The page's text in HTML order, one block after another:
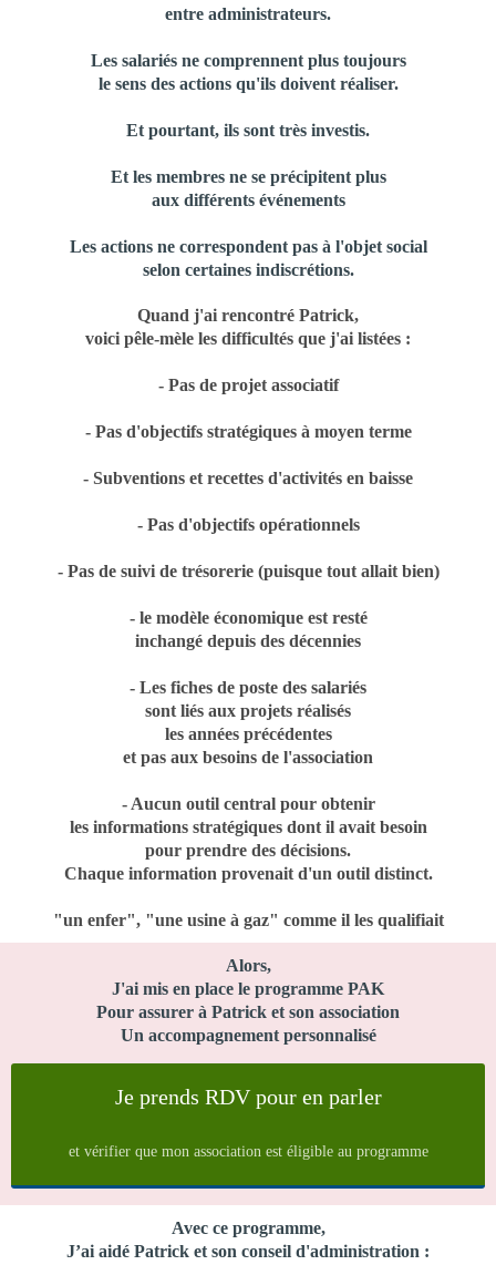
entre administrateurs.
Les salariés ne comprennent plus toujours
le sens des actions qu'ils doivent réaliser.
Et pourtant, ils sont très investis.
Et les membres ne se précipitent plus
aux différents événements
Les actions ne correspondent pas à l'objet social
selon certaines indiscrétions.
Quand j'ai rencontré Patrick,
voici pêle-mèle les difficultés que j'ai listées :
- Pas de projet associatif
- Pas d'objectifs stratégiques à moyen terme
- Subventions et recettes d'activités en baisse
- Pas d'objectifs opérationnels
- Pas de suivi de trésorerie (puisque tout allait bien)
- le modèle économique est resté
inchangé depuis des décennies
- Les fiches de poste des salariés
sont liés aux projets réalisés
les années précédentes
et pas aux besoins de l'association
- Aucun outil central pour obtenir
les informations stratégiques dont il avait besoin
pour prendre des décisions.
Chaque information provenait d'un outil distinct.
"un enfer", "une usine à gaz" comme il les qualifiait
Alors,
J'ai mis en place le programme PAK
Pour assurer à Patrick et son association
Un accompagnement personnalisé
Je prends RDV pour en parler
et vérifier que mon association est éligible au programme
Avec ce programme,
J’ai aidé Patrick et son conseil d'administration :